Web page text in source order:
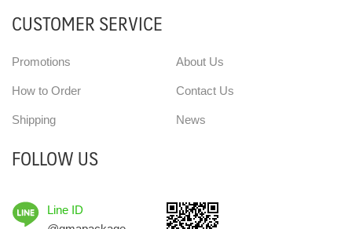
CUSTOMER SERVICE
Promotions
How to Order
Shipping
About Us
Contact Us
News
FOLLOW US
Line ID